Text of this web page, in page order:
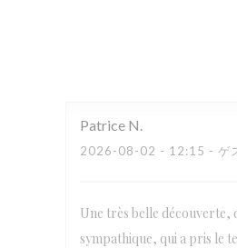
Patrice N
2026-08-02 - 12:15 - ゲ
Une très belle découverte,
sympathique, qui a pris le